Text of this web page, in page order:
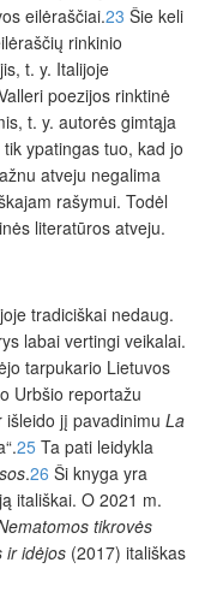
eilėraščiai.23 Šie keli
rinkinio
t. y. Italijoje
poezijos rinktinė
t. y. autorės gimtąja
ypatingas tuo, kad jo
atveju negalima
rašymui. Todėl
literatūros atveju.
tradiciškai nedaug.
labai vertingi veikalai.
tarpukario Lietuvos
Urbšio reportažu
išleido jį pavadinimu La
25 Ta pati leidykla
.26 Ši knyga yra
itališkai. O 2021 m.
tikrovės
ir idėjos (2017) itališkas